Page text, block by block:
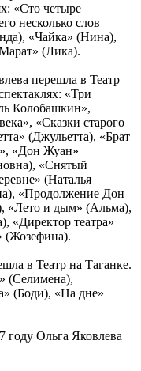
«Сто четыре
несколько слов
«Чайка» (Нина),
(Лика).
перешла в Театр
«Три
Колобашкин»,
«Сказки старого
(Джульетта), «Брат
«Дон Жуан»
«Снятый
(Наталья
«Продолжение Дон
«Лето и дым» (Альма),
«Директор театра»
(Жозефина).
в Театр на Таганке.
(Селимена),
(Боди), «На дне»
году Ольга Яковлева